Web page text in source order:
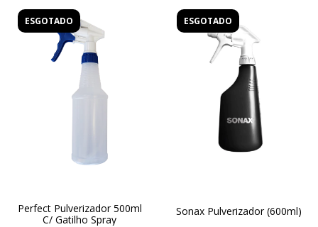
ESGOTADO
Perfect Pulverizador 500ml
C/ Gatilho Spray
ESGOTADO
Sonax Pulverizador (600ml)